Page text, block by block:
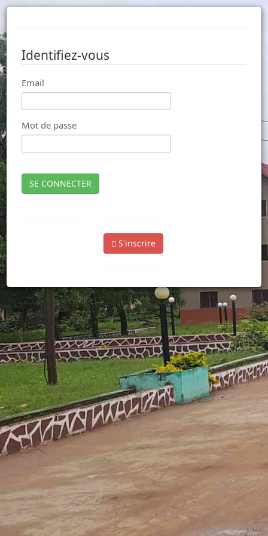
Identifiez-vous
Email
Mot de passe
SE CONNECTER
S'inscrire